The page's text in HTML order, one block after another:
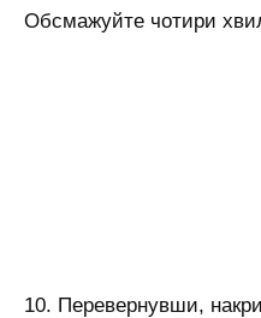
Обсмажуйте чотири
10. Перевернувши,